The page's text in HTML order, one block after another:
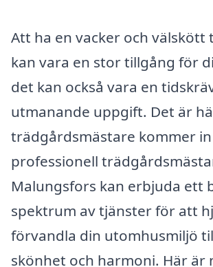
Att ha en vacker och välskött
kan vara en stor tillgång för
det kan också vara en
utmanande uppgift. Det är
trädgårdsmästare kommer in
professionell
Malungsfors kan erbjuda ett
spektrum av tjänster för att
förvandla din utomhusmiljö
skönhet och harmoni. Här är